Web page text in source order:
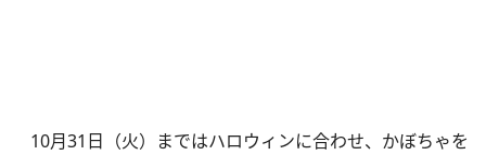
10月31日（火）まではハロウィンに合わせ、かぼちゃを